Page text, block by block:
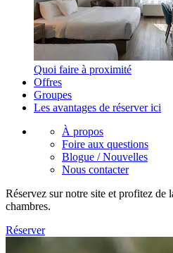
Quoi faire à proximité
Offres
Groupes
Les avantages de réserver ici
À propos
Foire aux questions
Blogue / Nouvelles
Nous contacter
Réservez sur notre site et profitez de
chambres.
Réserver